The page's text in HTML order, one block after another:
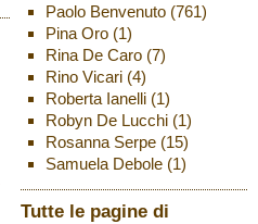
Paolo Benvenuto(761)
Pina Oro(1)
Rina De Caro(7)
Rino Vicari(4)
Roberta Ianelli(1)
Robyn De Lucchi(1)
Rosanna Serpe(15)
Samuela Debole(1)
Tutte le pagine di